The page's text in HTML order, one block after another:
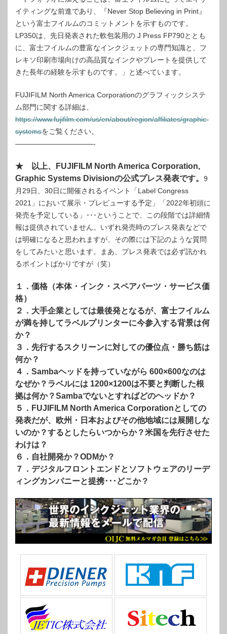
イティングな前進であり、『Never Stop Believing in Print』
という富士フイルムのコミットメントを示すものです。
LP350は、先日発表された軟包装用の J Press FP790ととも
に、富士フイルムの豊富なインクジェットの専門知識と、フ
レキソ印刷市場向けの高品質なインクやプレートを提供して
きた長年の経験を示すものです。」と述べています。
FUJIFILM North America Corporationのグラフィックシステ
ム部門に関する詳細は、
https://www.fujifilm.com/us/en/about/region/affiliates/graphic-
systemsをご覧ください。
———————————-
★ 以上、FUJIFILM North America Corporation,
Graphic Systems Divisionの公式プレス発表です。 9
月29日、30日に開催されるイベント「Label Congress
2021」において展示・プレビューする予定」「2022年初頭に
発売を予定している」･･･ということで、この段階では詳細情
報は提供されていません。いずれ発売時のプレス発表などで
は明確になると思われますが、その際には下記のような質問
をしてみたいと思います。まあ、プレス発表では必ず訊かれ
るポイントばかりですが（笑）
１．価格（本体・インク・スペアパーツ・サービス価
格）
２．大手企業としては最後発となるが、富士フイルム
が満を持してラベルプリンターに今参入する背景は何
か？
３．先行するスクリーンに対しての優位点・勝ち筋は
何か？
４．Sambaヘッドを持っていながら 600×600なのは
なぜか？ラベルには 1200×1200は不要と判断した根
拠は何か？Sambaでないとすればどのヘッドか？
５．FUJIFILM North America Corporationとしての
発表だが、欧州・日本およびその他地域には展開しな
いのか？するとしたらいつからか？米国を先行させた
わけは？
６．自社開発か？ODMか？
７．デジタルフロントエンドとソフトウェアのリーデ
ィングカンパニーと提携･･･どこか？